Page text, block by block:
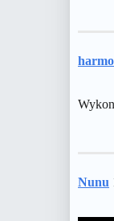
Nunu